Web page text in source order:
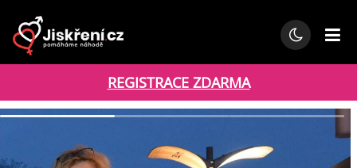
REGISTRACE ZDARMA